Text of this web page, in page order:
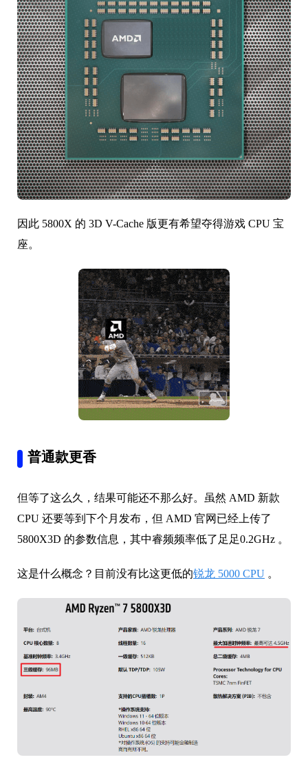
因此 5800X 的 3D V-Cache 版更有希望夺得游戏 CPU 宝
座。
普通款更香
但等了这么久，结果可能还不那么好。虽然 AMD 新款
CPU 还要等到下个月发布，但 AMD 官网已经上传了
5800X3D 的参数信息，其中睿频频率低了足足0.2GHz 。
这是什么概念？目前没有比这更低的锐龙 5000 CPU 。